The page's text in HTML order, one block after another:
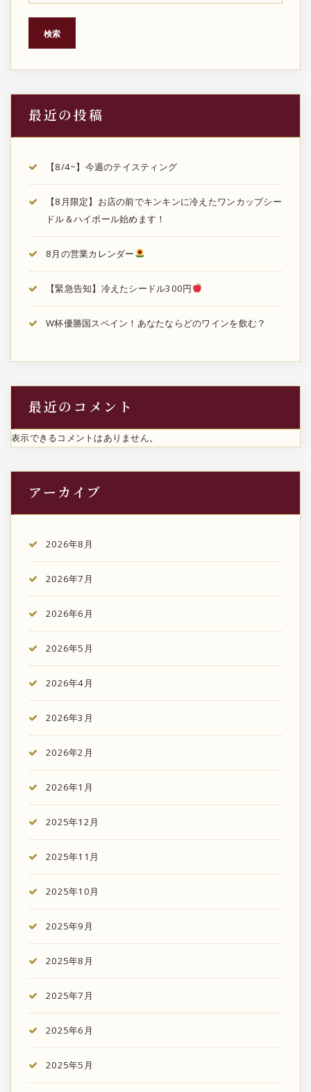
検索
最近の投稿
【8/4~】今週のテイスティング
【8月限定】お店の前でキンキンに冷えたワンカップシー
ドル＆ハイボール始めます！
8月の営業カレンダー
【緊急告知】冷えたシードル300円
W杯優勝国スペイン！あなたならどのワインを飲む？
最近のコメント
表示できるコメントはありません。
アーカイブ
2026年8月
2026年7月
2026年6月
2026年5月
2026年4月
2026年3月
2026年2月
2026年1月
2025年12月
2025年11月
2025年10月
2025年9月
2025年8月
2025年7月
2025年6月
2025年5月